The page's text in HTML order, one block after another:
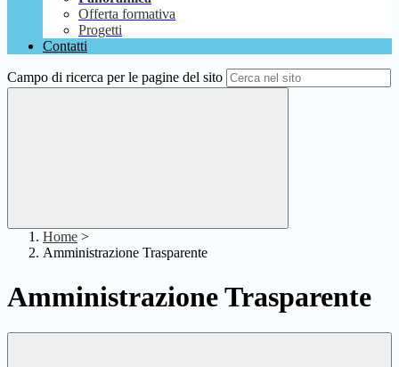
Offerta formativa
Progetti
Contatti
Campo di ricerca per le pagine del sito
Home >
Amministrazione Trasparente
Amministrazione Trasparente